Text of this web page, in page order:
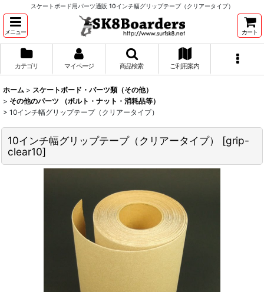
スケートボード用パーツ通販 10インチ幅グリップテープ（クリアータイプ）
メニュー カート
カテゴリ マイページ 商品検索 ご利用案内
ホーム > スケートボード・パーツ類（その他）
> その他のパーツ （ボルト・ナット・消耗品等）
> 10インチ幅グリップテープ（クリアータイプ）
10インチ幅グリップテープ（クリアータイプ） [grip-
clear10]